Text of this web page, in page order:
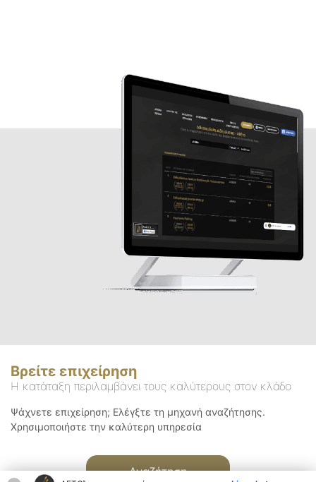
Βρείτε επιχείρηση
Η κατάταξη περιλαμβάνει τους καλύτερους στον κλάδο
Ψάχνετε επιχείρηση; Ελέγξτε τη μηχανή αναζήτησης.
Χρησιμοποιήστε την καλύτερη υπηρεσία
Αναζήτηση